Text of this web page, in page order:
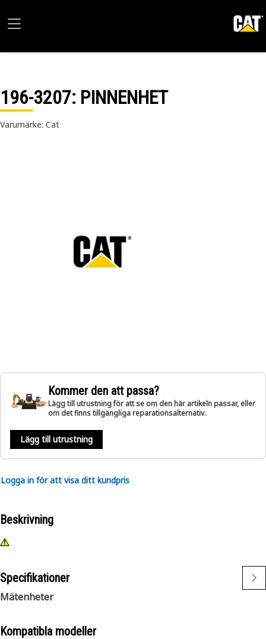
196-3207: PINNENHET
Varumärke: Cat
Kommer den att passa?
Lägg till utrustning för att se om den här artikeln passar, eller
om det finns tillgängliga reparationsalternativ.
Lägg till utrustning
Logga in för att visa ditt kundpris
Beskrivning
Specifikationer
Mätenheter
Kompatibla modeller